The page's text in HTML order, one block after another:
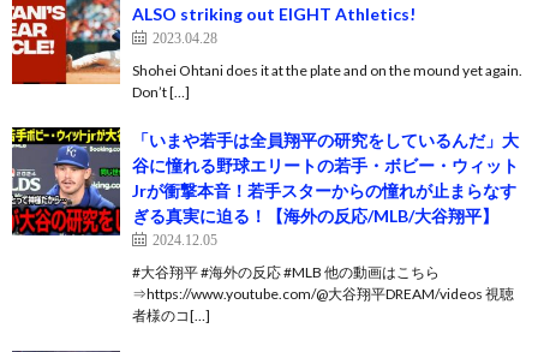
ALSO striking out EIGHT Athletics!
2023.04.28
Shohei Ohtani does it at the plate and on the mound yet again.
Don’t […]
「いまや若手は全員翔平の研究をしているんだ」大
谷に憧れる野球エリートの若手・ボビー・ウィット
Jrが衝撃本音！若手スターからの憧れが止まらなす
ぎる真実に迫る！【海外の反応/MLB/大谷翔平】
2024.12.05
#大谷翔平 #海外の反応 #MLB 他の動画はこちら
⇒https://www.youtube.com/@大谷翔平DREAM/videos 視聴
者様のコ[…]